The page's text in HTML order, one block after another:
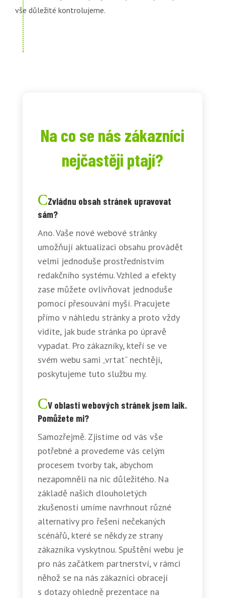
vše důležité kontrolujeme.
Na co se nás zákazníci
nejčastěji ptají?
Zvládnu obsah stránek upravovat
sám?
Ano. Vaše nové webové stránky
umožňují aktualizaci obsahu provádět
velmi jednoduše prostřednistvím
redakčního systému. Vzhled a efekty
zase můžete ovlivňovat jednoduše
pomocí přesouvání myší. Pracujete
přímo v náhledu stránky a proto vždy
vidíte, jak bude stránka po úpravě
vypadat. Pro zákazníky, kteří se ve
svém webu sami „vrtat“ nechtějí,
poskytujeme tuto službu my.
V oblasti webových stránek jsem laik.
Pomůžete mi?
Samozřejmě. Zjistíme od vás vše
potřebné a provedeme vás celým
procesem tvorby tak, abychom
nezapomněli na nic důležitého. Na
základě našich dlouholetých
zkušeností umíme navrhnout různé
alternativy pro řešení nečekaných
scénářů, které se někdy ze strany
zákazníka vyskytnou. Spuštění webu je
pro nás začátkem partnerství, v rámci
něhož se na nás zákazníci obracejí
s dotazy ohledně prezentace na